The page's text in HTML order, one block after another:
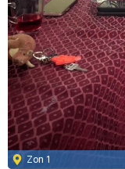
Zon 1